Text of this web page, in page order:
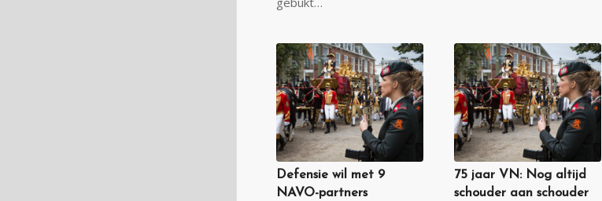
Defensie wil met 9
NAVO-partners
75 jaar VN: Nog altijd
schouder aan schouder